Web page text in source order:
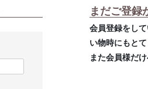
まだご登録
会員登録をし
い物時にもとて
また会員様だ